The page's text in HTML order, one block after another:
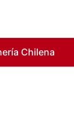
Chilena